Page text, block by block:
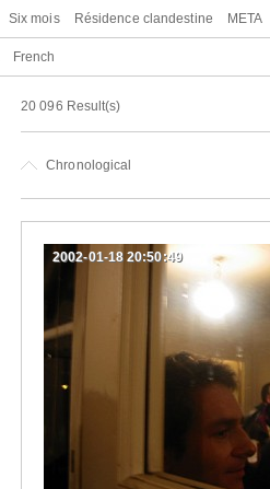
Six mois Résidence clandestine META
French
20 096 Result(s)
Chronological
2002-01-18 20:50:49